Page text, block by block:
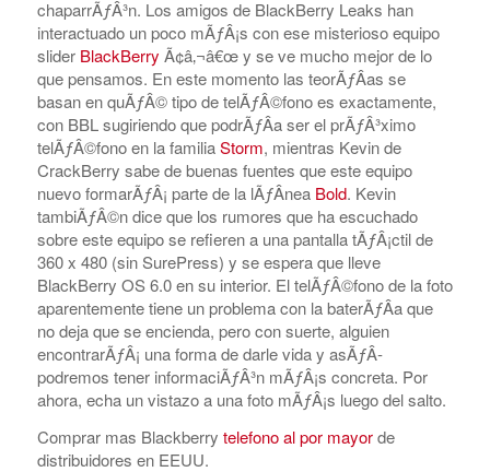
chaparrÃƒÂ³n. Los amigos de BlackBerry Leaks han
interactuado un poco mÃƒÂ¡s con ese misterioso equipo
slider BlackBerry Ã¢â‚¬â€œ y se ve mucho mejor de lo
que pensamos. En este momento las teorÃƒÂ­as se
basan en quÃƒÂ© tipo de telÃƒÂ©fono es exactamente,
con BBL sugiriendo que podrÃƒÂ­a ser el prÃƒÂ³ximo
telÃƒÂ©fono en la familiaStorm, mientras Kevin de
CrackBerry sabe de buenas fuentes que este equipo
nuevo formarÃƒÂ¡ parte de la lÃƒÂ­nea Bold. Kevin
tambiÃƒÂ©n dice que los rumores que ha escuchado
sobre este equipo se refieren a una pantalla tÃƒÂ¡ctil de
360 x 480 (sin SurePress) y se espera que lleve
BlackBerry OS 6.0 en su interior. El telÃƒÂ©fono de la foto
aparentemente tiene un problema con la baterÃƒÂ­a que
no deja que se encienda, pero con suerte, alguien
encontrarÃƒÂ¡ una forma de darle vida y asÃƒÂ­
podremos tener informaciÃƒÂ³n mÃƒÂ¡s concreta. Por
ahora, echa un vistazo a una foto mÃƒÂ¡s luego del salto.
Comprar mas Blackberry telefono al por mayorde
distribuidores en EEUU.